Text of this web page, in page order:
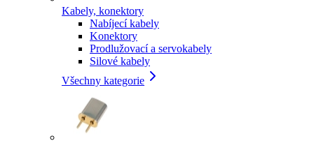
Kabely, konektory
Nabíjecí kabely
Konektory
Prodlužovací a servokabely
Silové kabely
Všechny kategorie